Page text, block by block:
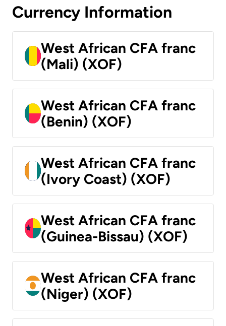
Currency Information
West African CFA franc
(Mali) (XOF)
West African CFA franc
(Benin) (XOF)
West African CFA franc
(Ivory Coast) (XOF)
West African CFA franc
(Guinea-Bissau) (XOF)
West African CFA franc
(Niger) (XOF)